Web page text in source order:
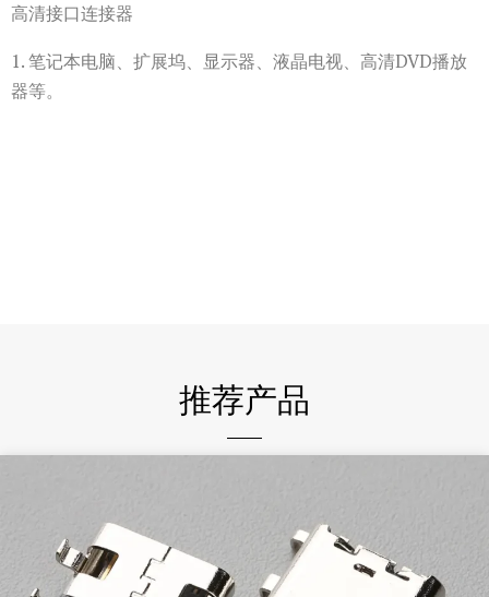
高清接口连接器
1. 笔记本电脑、扩展坞、显示器、液晶电视、高清DVD播放
器等。
推荐产品